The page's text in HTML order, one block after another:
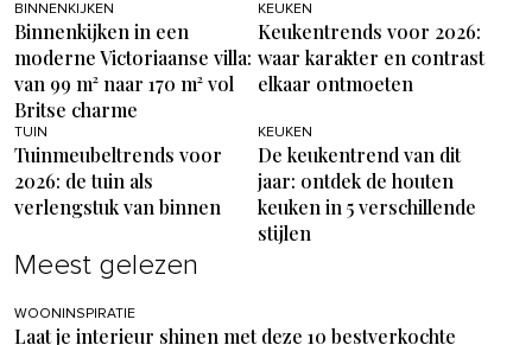
BINNENKIJKEN
Binnenkijken in een
moderne Victoriaanse villa:
van 99 m² naar 170 m² vol
Britse charme
KEUKEN
Keukentrends voor 2026:
waar karakter en contrast
elkaar ontmoeten
TUIN
Tuinmeubeltrends voor
2026: de tuin als
verlengstuk van binnen
KEUKEN
De keukentrend van dit
jaar: ontdek de houten
keuken in 5 verschillende
stijlen
Meest gelezen
WOONINSPIRATIE
Laat je interieur shinen met deze 10 bestverkochte